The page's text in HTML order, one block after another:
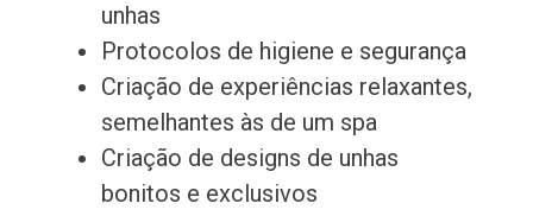
unhas
Protocolos de higiene e segurança
Criação de experiências relaxantes,
semelhantes às de um spa
Criação de designs de unhas
bonitos e exclusivos